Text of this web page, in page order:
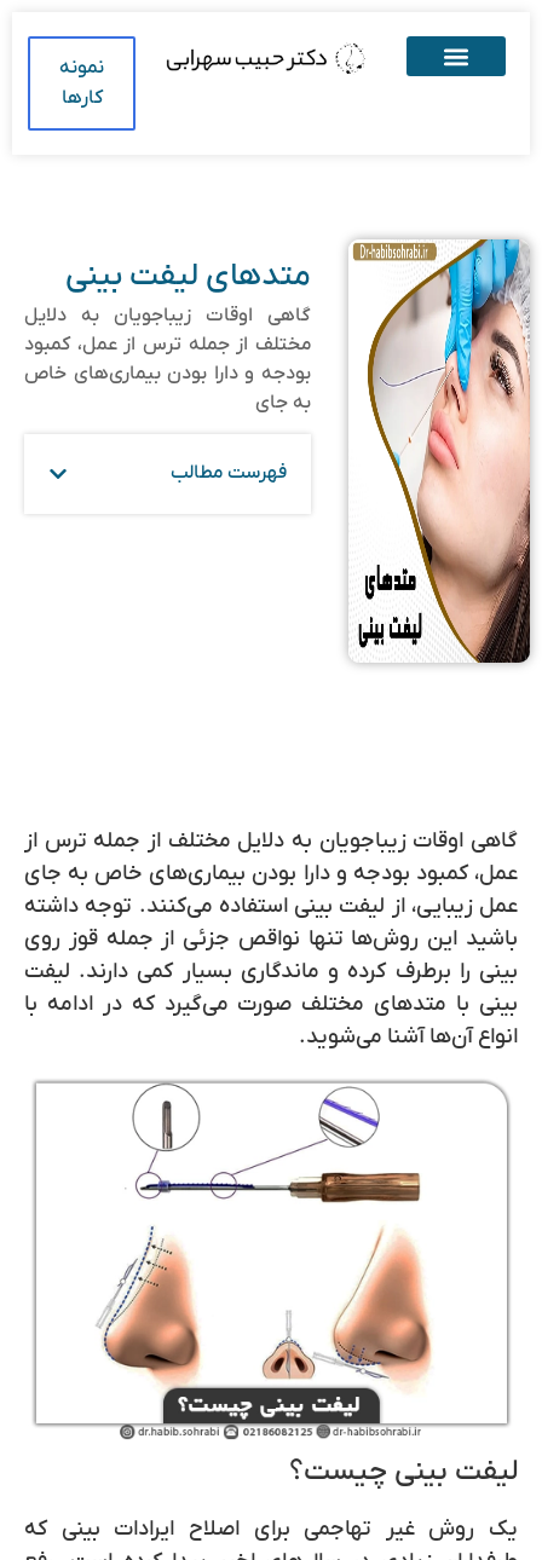
نمونه
کارها
متدهای لیفت بینی
گاهی اوقات زیباجویان به دلایل
مختلف از جمله ترس از عمل، کمبود
بودجه و دارا بودن بیماری‌های خاص
به جای
فهرست مطالب
گاهی اوقات زیباجویان به دلایل مختلف از جمله ترس از
عمل، کمبود بودجه و دارا بودن بیماری‌های خاص به جای
عمل زیبایی، از لیفت بینی استفاده می‌کنند. توجه داشته
باشید این روش‌ها تنها نواقص جزئی از جمله قوز روی
بینی را برطرف کرده و ماندگاری بسیار کمی دارند. لیفت
بینی با متدهای مختلف صورت می‌گیرد که در ادامه با
انواع آن‌ها آشنا می‌شوید.
لیفت بینی چیست؟
یک روش غیر تهاجمی برای اصلاح ایرادات بینی که